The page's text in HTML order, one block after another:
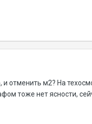
отменить м2? На
тоже нет ясности,